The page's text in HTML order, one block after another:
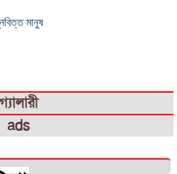
মানুষ
গ্যালারী
ads